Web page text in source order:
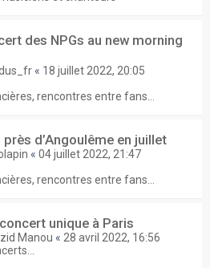
des NPGs au new morning
« 18 juillet 2022, 20:05
rencontres entre fans...
d’Angoulême en juillet
« 04 juillet 2022, 21:47
rencontres entre fans...
unique à Paris
Manou « 28 avril 2022, 16:56